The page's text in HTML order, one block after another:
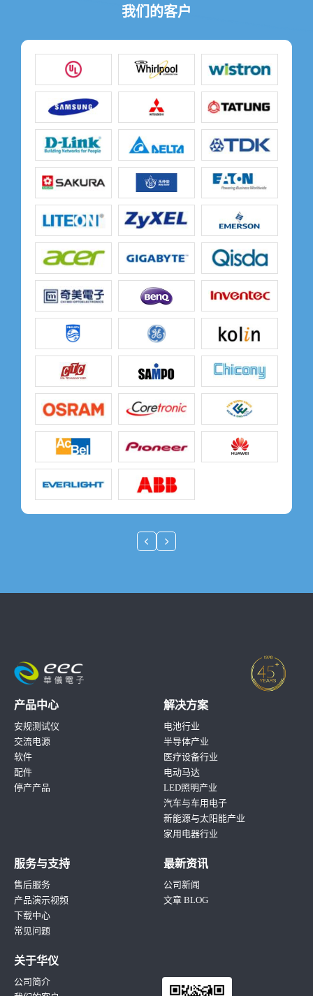
我们的客户
产品中心
安规测试仪
交流电源
软件
配件
停产产品
解决方案
电池行业
半导体产业
医疗设备行业
电动马达
LED照明产业
汽车与车用电子
新能源与太阳能产业
家用电器行业
服务与支持
售后服务
产品演示视频
下载中心
常见问题
最新资讯
公司新闻
文章 BLOG
关于华仪
公司简介